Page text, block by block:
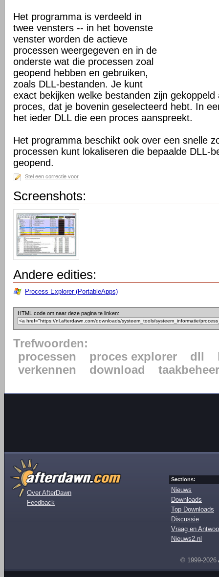
Het programma is verdeeld in
twee vensters -- in het bovenste
venster worden de actieve
processen weergegeven en in de
onderste wat die processen zoal
geopend hebben en gebruiken,
zoals DLL-bestanden. Je kunt
exact bekijken welke bestanden zijn
proces, dat je bovenin geselecteerd hebt. In
het ieder DLL die een proces aanspreekt.
Het programma beschikt ook over een snelle
processen kunt lokaliseren die bepaalde DLL-
geopend.
Stel een correctie voor
Screenshots:
Andere edities:
Process Explorer (PortableApps)
HTML code om naar deze pagina te linken:
Trefwoorden:
processen
proces explorer dll
verkennen
download taakbeheer
Over AfterDawn
Feedback
Sections:
Nieuws
Downloads
Top Downloads
Discussie
Vraag en
Nieuws2.nl
© 1999-2026